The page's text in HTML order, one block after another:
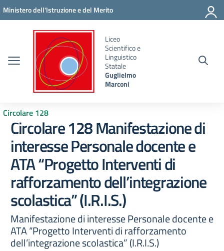
Vai ai contenuti
Vai al menu di navigazione
Vai al footer
Ministero dell'Istruzione e del Merito
Liceo
Scientifico e
Linguistico
Statale
Guglielmo
Marconi
Circolare 128
Circolare 128 Manifestazione di
interesse Personale docente e
ATA “Progetto Interventi di
rafforzamento dell’integrazione
scolastica” (I.R.I.S.)
Manifestazione di interesse Personale docente e
ATA “Progetto Interventi di rafforzamento
dell’integrazione scolastica” (I.R.I.S.)